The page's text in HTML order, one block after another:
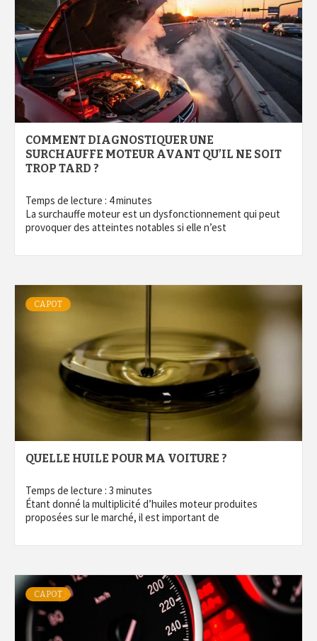
COMMENT DIAGNOSTIQUER UNE
SURCHAUFFE MOTEUR AVANT QU’IL NE SOIT
TROP TARD ?
Temps de lecture : 4minutes
La surchauffe moteur est un dysfonctionnement qui peut
provoquer des atteintes notables si elle n’est
CAPOT
QUELLE HUILE POUR MA VOITURE ?
Temps de lecture : 3 minutes
Étant donné la multiplicité d’huiles moteur produites
proposées sur le marché, il est important de
CAPOT